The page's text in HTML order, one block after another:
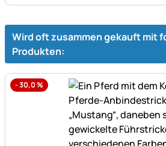
Wird oft zusammen gekauft mit
Produkten:
-30,0%